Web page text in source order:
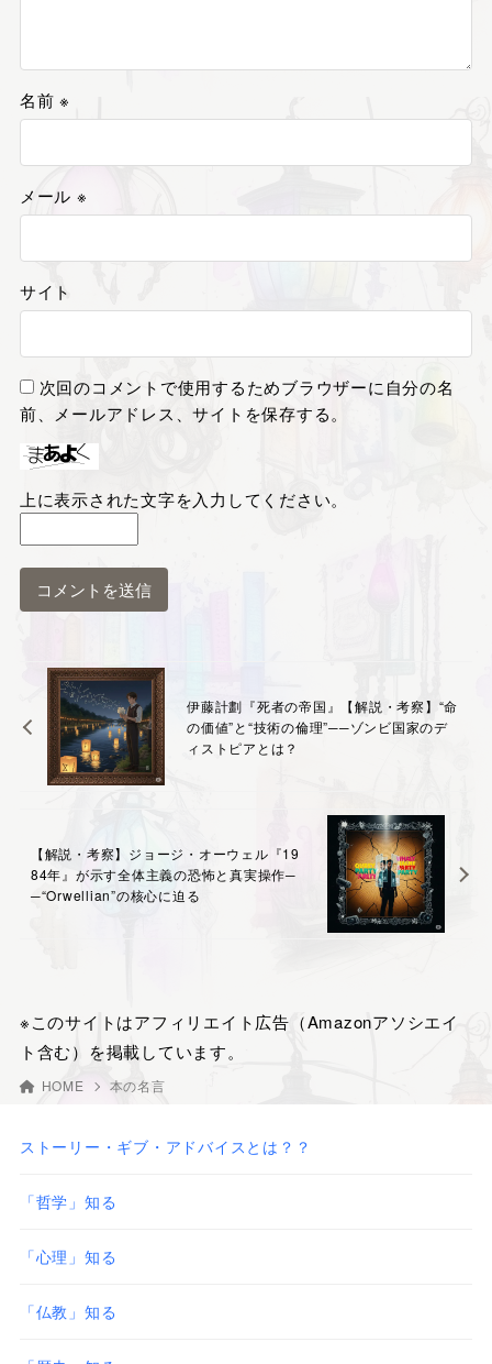
名前※
メール ※
サイト
次回のコメントで使用するためブラウザーに自分の名
前、メールアドレス、サイトを保存する。
上に表示された文字を入力してください。
伊藤計劃『死者の帝国』【解説・考察】“命
の価値”と“技術の倫理”──ゾンビ国家のデ
ィストピアとは？
【解説・考察】ジョージ・オーウェル『19
84年』が示す全体主義の恐怖と真実操作─
─“Orwellian”の核心に迫る
※このサイトはアフィリエイト広告（Amazonアソシエイ
ト含む）を掲載しています。
HOME 本の名言
ストーリー・ギブ・アドバイスとは？？
「哲学」知る
「心理」知る
「仏教」知る